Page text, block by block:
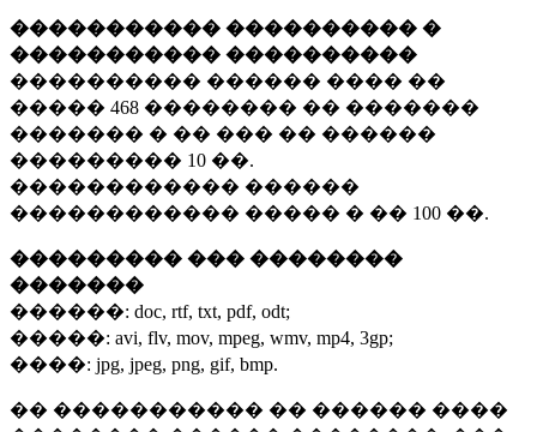
����������� ���������� �
����������� ����������
���������� ������ ���� ��
����� 468 �������� �� �������
������� � �� ��� �� ������
��������� 10 ��.
������������ ������
������������ ����� � �� 100 ��.
��������� ��� ��������
�������
������: doc, rtf, txt, pdf, odt;
�����: avi, flv, mov, mpeg, wmv, mp4, 3gp;
����: jpg, jpeg, png, gif, bmp.
�� ����������� �� ������ ����